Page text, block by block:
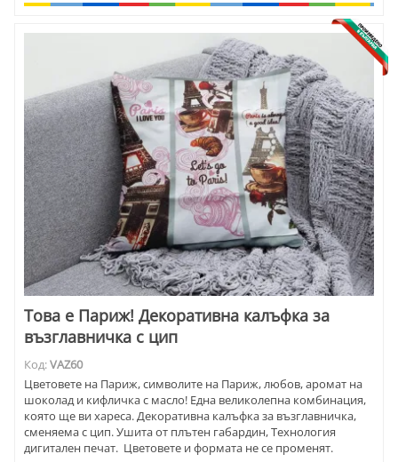
Това е Париж! Декоративна калъфка за
възглавничка с цип
Код:VAZ60
Цветовете на Париж, символите на Париж, любов, аромат на
шоколад и кифличка с масло! Една великолепна комбинация,
която ще ви хареса. Декоративна калъфка за възглавничка,
сменяема с цип. Ушита от плътен габардин, Технология
дигитален печат. Цветовете и формата не се променят.